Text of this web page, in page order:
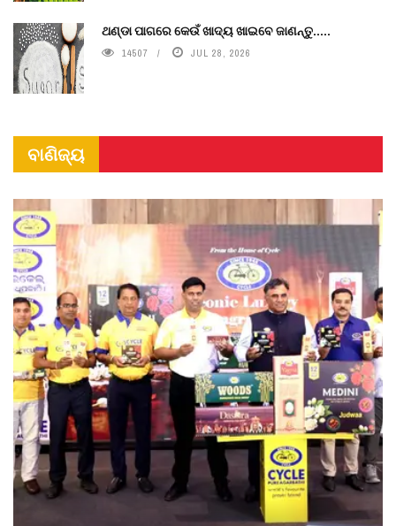
ଥଣ୍ଡା ପାଗରେ କେଉଁ ଖାଦ୍ୟ ଖାଇବେ ଜାଣନ୍ତୁ.....
14507 JUL 28, 2026
ବାଣିଜ୍ୟ